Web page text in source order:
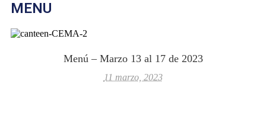
MENU
Menú – Marzo 13 al 17 de 2023
11 marzo, 2023